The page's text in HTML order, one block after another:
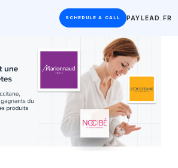
SCHEDULE A CALL PAYLEAD.FR